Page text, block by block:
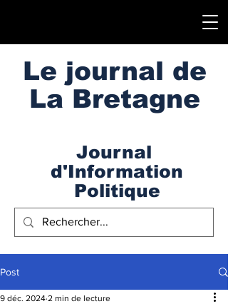
Le journal de
La Bretagne
Journal
d'Information
Politique
Post
9 déc. 2024 2 min de lecture